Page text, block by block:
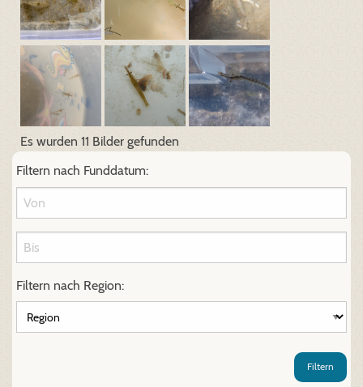
Es wurden 11 Bilder gefunden
Filtern nach Funddatum:
Filtern nach Region:
Filtern